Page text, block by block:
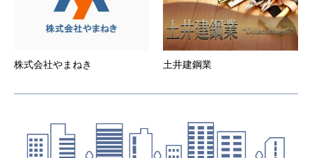
電子メールの送付、その他当社が適当と判断する
方法により、会員に対し、随時必要な事項を通知
します。また、会員は本サービスウェブサイトに
登録した時点より、当社から電子メールによる通
知を受けることを承諾したものとします。当社か
らの電子メールによる通知を解除する場合は、ウ
ェブサイト上で行った場合はウェブサイト上に掲
示した時点で、また電子メールで行った場合は電
子メールを発送した時点より効力を発するものと
株式会社やまねき 土井建鋼業